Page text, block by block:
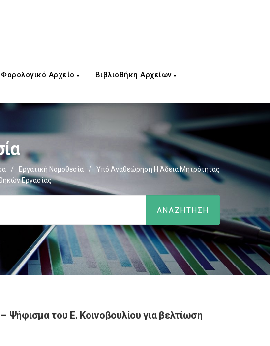
Φορολογικό Αρχείο Βιβλιοθήκη Αρχείων
/ Εργατική Νομοθεσία /
Υπό Αναθεώρηση Η Άδεια Μητρότητας
Εργασίας
του Ε. Κοινοβουλίου για βελτίωση